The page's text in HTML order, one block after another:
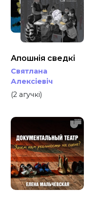
Апошнія сведкі
Святлана
Алексіевіч
(2 агучкі)